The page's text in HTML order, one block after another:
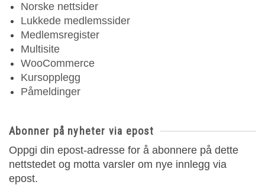
Norske nettsider
Lukkede medlemssider
Medlemsregister
Multisite
WooCommerce
Kursopplegg
Påmeldinger
Abonner på nyheter via epost
Oppgi din epost-adresse for å abonnere på dette
nettstedet og motta varsler om nye innlegg via
epost.